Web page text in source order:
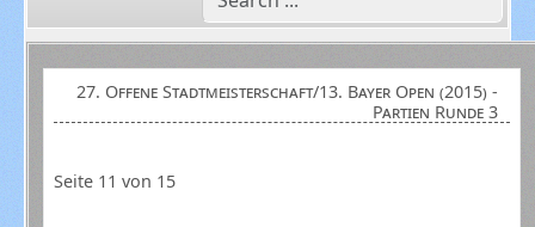
27. Offene Stadtmeisterschaft/13. Bayer Open (2015) -
Partien Runde 3
Seite 11 von 15